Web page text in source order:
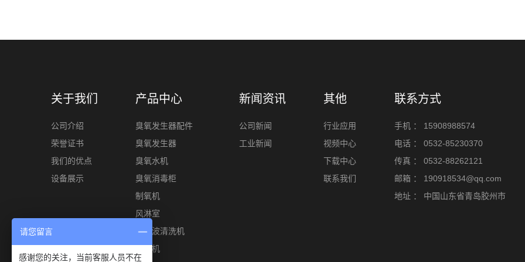
关于我们
公司介绍
荣誉证书
我们的优点
设备展示
产品中心
臭氧发生器配件
臭氧发生器
臭氧水机
臭氧消毒柜
制氧机
风淋室
超声波清洗机
风幕机
新闻资讯
公司新闻
工业新闻
其他
行业应用
视频中心
下载中心
联系我们
联系方式
手机 ：
15908988574
电话 ：
0532-85230370
传真 ：
0532-88262121
邮箱 ：
190918534@qq.com
地址 ：
中国山东省青岛胶州市
请您留言
感谢您的关注，当前客服人员不在